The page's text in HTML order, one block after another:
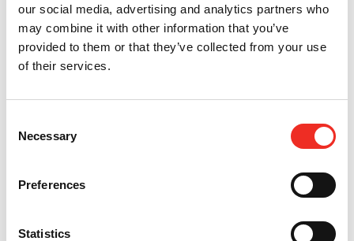
our social media, advertising and analytics partners who
may combine it with other information that you’ve
provided to them or that they’ve collected from your use
of their services.
Selection
Necessary
Preferences
Statistics
Neem contact op Alle projecten